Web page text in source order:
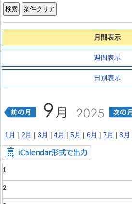
月間表示
週間表示
日別表示
1月 | 2月 | 3月 | 4月 | 5月 | 6月 | 7月 | 8月
1
2